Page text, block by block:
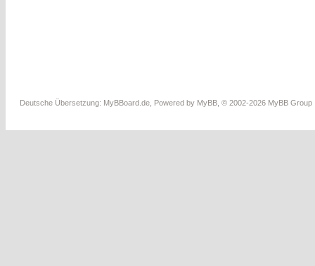
Deutsche Übersetzung: MyBBoard.de , Powered by MyBB , © 2002-2026 MyBB Group